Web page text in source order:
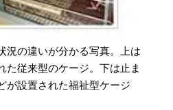
況の違いが分かる写真。上は
た従来型のケージ。下は止ま
が設置された福祉型ケージ